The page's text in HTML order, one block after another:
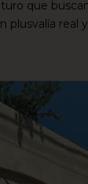
que
plusvalía real